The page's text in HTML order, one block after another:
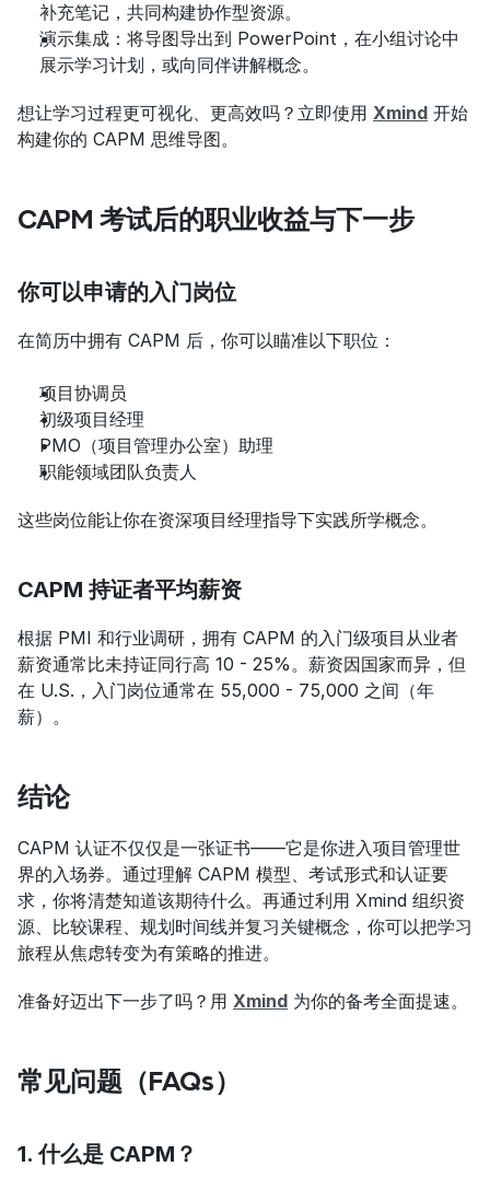
补充笔记，共同构建协作型资源。
演示集成：将导图导出到 PowerPoint，在小组讨论中
展示学习计划，或向同伴讲解概念。
想让学习过程更可视化、更高效吗？立即使用 Xmind 开始
构建你的 CAPM 思维导图。
CAPM 考试后的职业收益与下一步
你可以申请的入门岗位
在简历中拥有 CAPM 后，你可以瞄准以下职位：
项目协调员
初级项目经理
PMO（项目管理办公室）助理
职能领域团队负责人
这些岗位能让你在资深项目经理指导下实践所学概念。
CAPM 持证者平均薪资
根据 PMI 和行业调研，拥有 CAPM 的入门级项目从业者
薪资通常比未持证同行高 10 - 25%。薪资因国家而异，但
在 U.S.，入门岗位通常在 55,000 - 75,000 之间（年
薪）。
结论
CAPM 认证不仅仅是一张证书——它是你进入项目管理世
界的入场券。通过理解 CAPM 模型、考试形式和认证要
求，你将清楚知道该期待什么。再通过利用 Xmind 组织资
源、比较课程、规划时间线并复习关键概念，你可以把学习
旅程从焦虑转变为有策略的推进。
准备好迈出下一步了吗？用 Xmind 为你的备考全面提速。
常见问题（FAQs）
1. 什么是 CAPM？